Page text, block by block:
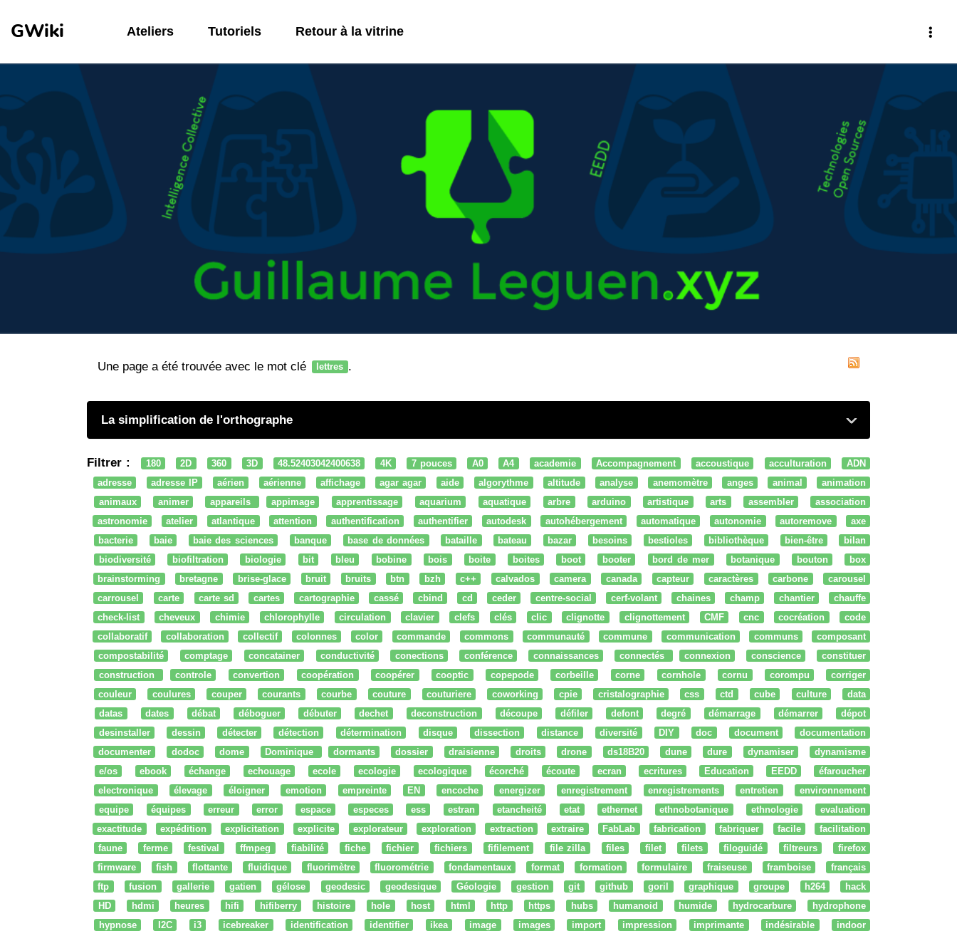
GWiki Ateliers Tutoriels Retour à la vitrine
Une page a été trouvée avec le mot clé lettres .
La simplification de l'orthographe
Filtrer : 180 2D 360 3D 48.52403042400638 4K 7 pouces A0 A4 academie Accompagnement accoustique acculturation
ADN
adresse
adresse IP aérien aérienne affichage agar agar aide algorythme altitude analyse anemomètre anges animal
animation
animaux
animer appareils appimage apprentissage aquarium aquatique arbre arduino artistique arts assembler
association
astronomie
atelier atlantique attention authentification authentifier autodesk autohébergement automatique autonomie autoremove
axe
bacterie
baie baie des sciences banque base de données bataille bateau bazar besoins bestioles bibliothèque bien-être
bilan
biodiversité
biofiltration biologie bit bleu bobine bois boite boites boot booter bord de mer botanique bouton
box
brainstorming
bretagne brise-glace bruit bruits btn bzh c++ calvados camera canada capteur caractères carbone
carousel
carrousel
carte carte sd cartes cartographie cassé cbind cd ceder centre-social cerf-volant chaines champ chantier
chauffe
check-list
cheveux chimie chlorophylle circulation clavier clefs clés clic clignotte clignottement CMF cnc cocréation
code
collaboratif
collaboration collectif colonnes color commande commons communauté commune communication communs
composant
compostabilité
comptage concatainer conductivité conections conférence connaissances connectés connexion conscience
constituer
construction
controle convertion coopération coopérer cooptic copepode corbeille corne cornhole cornu corompu
corriger
couleur
coulures couper courants courbe couture couturiere coworking cpie cristalographie css ctd cube culture
data
datas
dates débat déboguer débuter dechet deconstruction découpe défiler defont degré démarrage démarrer
dépot
desinstaller
dessin détecter détection détermination disque dissection distance diversité DIY doc document
documentation
documenter
dodoc dome Dominique dormants dossier draisienne droits drone ds18B20 dune dure dynamiser
dynamisme
e/os
ebook échange echouage ecole ecologie ecologique écorché écoute ecran ecritures Education EEDD
éfaroucher
electronique
élevage éloigner emotion empreinte EN encoche energizer enregistrement enregistrements entretien
environnement
equipe
équipes erreur error espace especes ess estran etancheité etat ethernet ethnobotanique ethnologie
evaluation
exactitude
expédition explicitation explicite explorateur exploration extraction extraire FabLab fabrication fabriquer facile
facilitation
faune
ferme festival ffmpeg fiabilité fiche fichier fichiers fifilement file zilla files filet filets filoguidé filtreurs
firefox
firmware
fish flottante fluidique fluorimètre fluorométrie fondamentaux format formation formulaire fraiseuse framboise
français
ftp
fusion gallerie gatien gélose geodesic geodesique Géologie gestion git github goril graphique groupe h264
hack
HD
hdmi heures hifi hifiberry histoire hole host html http https hubs humanoid humide hydrocarbure
hydrophone
hypnose
I2C i3 icebreaker identification identifier ikea image images import impression imprimante indésirable
indoor